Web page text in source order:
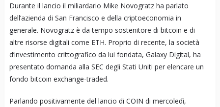
Durante il lancio il miliardario Mike Novogratz ha parlato
dell’azienda di San Francisco e della criptoeconomia in
generale. Novogratz è da tempo sostenitore di bitcoin e di
altre risorse digitali come ETH. Proprio di recente, la società
d’investimento crittografico da lui fondata, Galaxy Digital, ha
presentato domanda alla SEC degli Stati Uniti per elencare un
fondo bitcoin exchange-traded.
Parlando positivamente del lancio di COIN di mercoledì,